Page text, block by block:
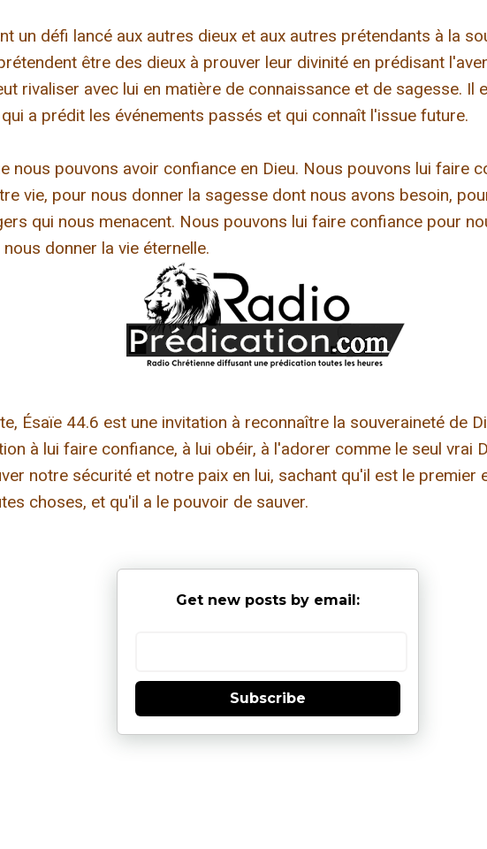
un défi lancé aux autres dieux et aux autres prétendants à la
être des dieux à prouver leur divinité en prédisant
rivaliser avec lui en matière de connaissance et de sagesse. Il
a prédit les événements passés et qui connaît l'issue future.
nous pouvons avoir confiance en Dieu. Nous pouvons lui faire
vie, pour nous donner la sagesse dont nous avons besoin,
qui nous menacent. Nous pouvons lui faire confiance pour
donner la vie éternelle.
Ésaïe 44.6 est une invitation à reconnaître la souveraineté de
à lui faire confiance, à lui obéir, à l'adorer comme le seul vrai
notre sécurité et notre paix en lui, sachant qu'il est le premier
choses, et qu'il a le pouvoir de sauver.
Get new posts by email:
Subscribe